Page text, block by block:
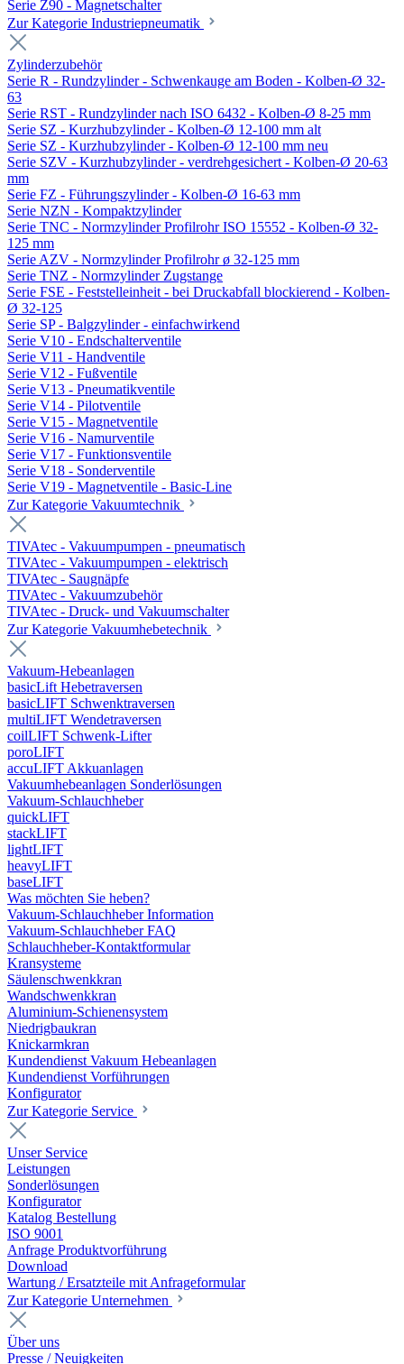
Serie Z90 - Magnetschalter
Zur Kategorie Industriepneumatik
Zylinderzubehör
Serie R - Rundzylinder - Schwenkauge am Boden - Kolben-Ø 32-
63
Serie RST - Rundzylinder nach ISO 6432 - Kolben-Ø 8-25 mm
Serie SZ - Kurzhubzylinder - Kolben-Ø 12-100 mm alt
Serie SZ - Kurzhubzylinder - Kolben-Ø 12-100 mm neu
Serie SZV - Kurzhubzylinder - verdrehgesichert - Kolben-Ø 20-63
mm
Serie FZ - Führungszylinder - Kolben-Ø 16-63 mm
Serie NZN - Kompaktzylinder
Serie TNC - Normzylinder Profilrohr ISO 15552 - Kolben-Ø 32-
125 mm
Serie AZV - Normzylinder Profilrohr ø 32-125 mm
Serie TNZ - Normzylinder Zugstange
Serie FSE - Feststelleinheit - bei Druckabfall blockierend - Kolben-
Ø 32-125
Serie SP - Balgzylinder - einfachwirkend
Serie V10 - Endschalterventile
Serie V11 - Handventile
Serie V12 - Fußventile
Serie V13 - Pneumatikventile
Serie V14 - Pilotventile
Serie V15 - Magnetventile
Serie V16 - Namurventile
Serie V17 - Funktionsventile
Serie V18 - Sonderventile
Serie V19 - Magnetventile - Basic-Line
Zur Kategorie Vakuumtechnik
TIVAtec - Vakuumpumpen - pneumatisch
TIVAtec - Vakuumpumpen - elektrisch
TIVAtec - Saugnäpfe
TIVAtec - Vakuumzubehör
TIVAtec - Druck- und Vakuumschalter
Zur Kategorie Vakuumhebetechnik
Vakuum-Hebeanlagen
basicLift Hebetraversen
basicLIFT Schwenktraversen
multiLIFT Wendetraversen
coilLIFT Schwenk-Lifter
poroLIFT
accuLIFT Akkuanlagen
Vakuumhebeanlagen Sonderlösungen
Vakuum-Schlauchheber
quickLIFT
stackLIFT
lightLIFT
heavyLIFT
baseLIFT
Was möchten Sie heben?
Vakuum-Schlauchheber Information
Vakuum-Schlauchheber FAQ
Schlauchheber-Kontaktformular
Kransysteme
Säulenschwenkkran
Wandschwenkkran
Aluminium-Schienensystem
Niedrigbaukran
Knickarmkran
Kundendienst Vakuum Hebeanlagen
Kundendienst Vorführungen
Konfigurator
Zur Kategorie Service
Unser Service
Leistungen
Sonderlösungen
Konfigurator
Katalog Bestellung
ISO 9001
Anfrage Produktvorführung
Download
Wartung / Ersatzteile mit Anfrageformular
Zur Kategorie Unternehmen
Über uns
Presse / Neuigkeiten